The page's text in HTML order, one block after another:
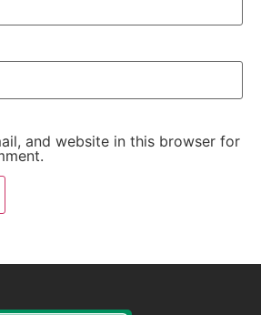
and website in this browser for